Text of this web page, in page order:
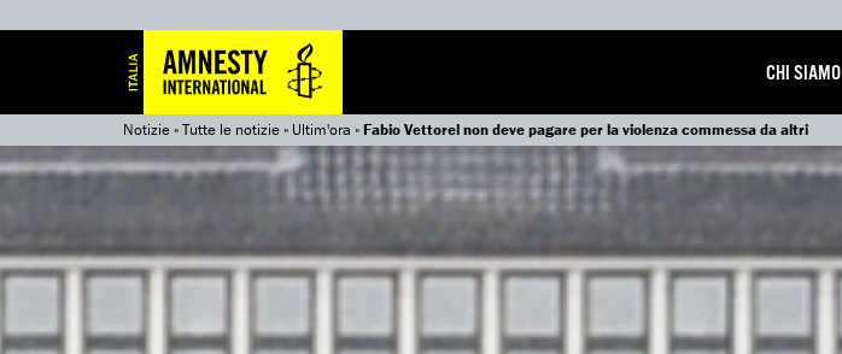
CHI SIAMO
Notizie»Tutte le notizie» Ultim'ora »Fabio Vettorel non deve pagare per la violenza commessa da altri